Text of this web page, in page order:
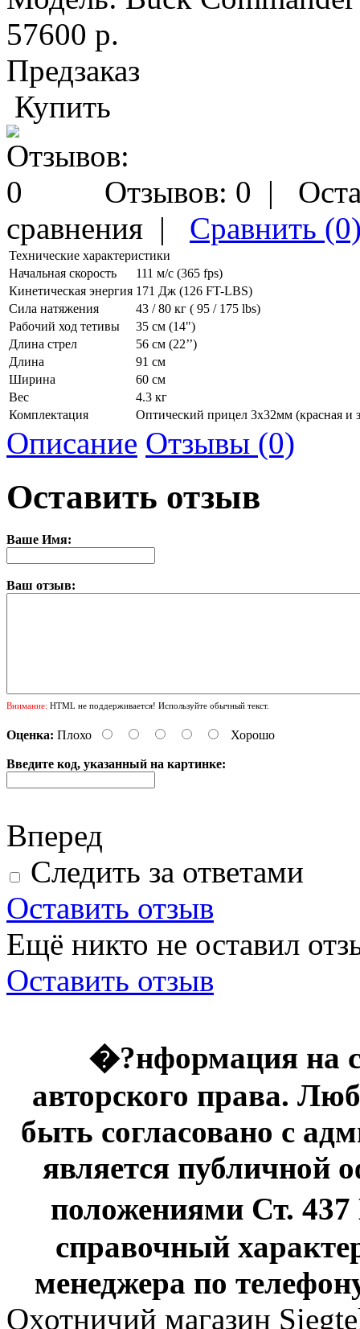
57600 р.
Предзаказ
Купить
Отзывов: 0 |
сравнения | Сравнить
Технические характеристики
Начальная скорость
111 м/с (365 fps)
Кинетическая энергия 171 Дж (126 FT-LBS)
Сила натяжения
43 / 80 кг ( 95 / 175 lbs)
Рабочий ход тетивы
35 см (14")
Длина стрел
56 см (22’’)
Длина
91 см
Ширина
60 см
Вес
4.3 кг
Комплектация
Оптический прицел 3х32мм (красная и
Описание Отзывы (0)
Оставить отзыв
Ваше Имя:
Ваш отзыв:
Внимание: HTML не поддерживается! Используйте обычный текст.
Оценка: Плохо Хорошо
Введите код, указанный на картинке:
Вперед
Следить за ответами
Оставить отзыв
Ещё никто не оставил
Оставить отзыв
�?нформация на
авторского права.
быть согласовано с
является публичной
положениями Ст.
справочный
менеджера по
Охотничий магазин